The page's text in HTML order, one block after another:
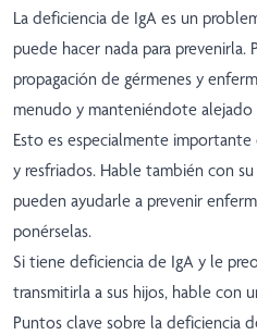
La deficiencia de IgA es un
puede hacer nada para prevenirla.
propagación de gérmenes y
menudo y manteniéndote alejado
Esto es especialmente
y resfriados. Hable también con
pueden ayudarle a prevenir
ponérselas.
Si tiene deficiencia de IgA y le
transmitirla a sus hijos, hable con
Puntos clave sobre la deficiencia